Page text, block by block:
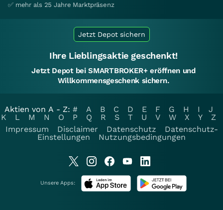
✅ mehr als 25 Jahre Marktpräsenz
Jetzt Depot sichern
Ihre Lieblingsaktie geschenkt!
Jetzt Depot bei SMARTBROKER+ eröffnen und
Willkommensgeschenk sichern.
Aktien von A - Z: # A B C D E F G H I
J
K
L M N O P Q R S T U V W X Y
Z
Impressum
Disclaimer Datenschutz
Datenschutz-
Einstellungen
Nutzungsbedingungen
Unsere Apps: